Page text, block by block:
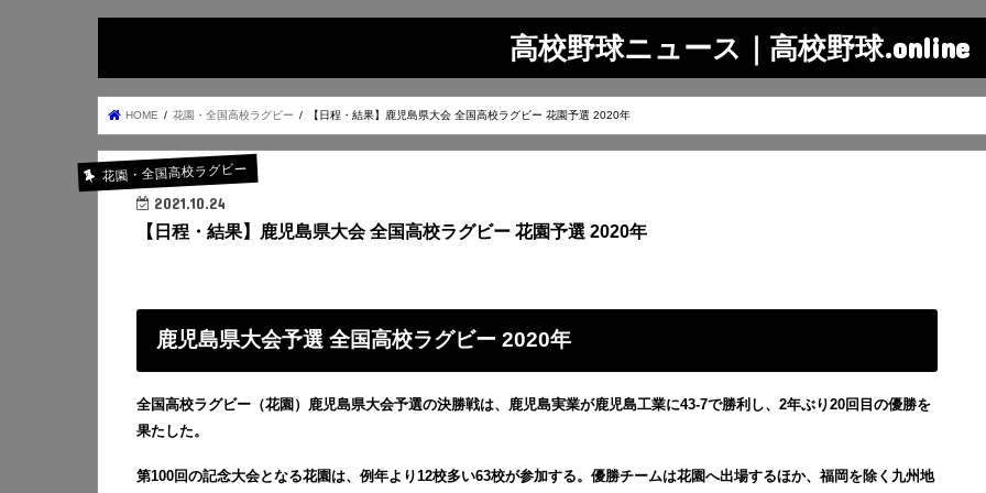
高校野球ニュース｜高校野球.online
HOME 花園・全国高校ラグビー 【日程・結果】鹿児島県大会 全国高校ラグビー 花園予選 2020年
花園・全国高校ラグビー
2021.10.24
【日程・結果】鹿児島県大会 全国高校ラグビー 花園予選 2020年
鹿児島県大会予選 全国高校ラグビー 2020年
全国高校ラグビー（花園）鹿児島県大会予選の決勝戦は、鹿児島実業が鹿児島工業に43-7で勝利し、2年ぶり20回目の優勝を
果たした。
第100回の記念大会となる花園は、例年より12校多い63校が参加する。 優勝チームは花園へ出場するほか、福岡を除く九州地